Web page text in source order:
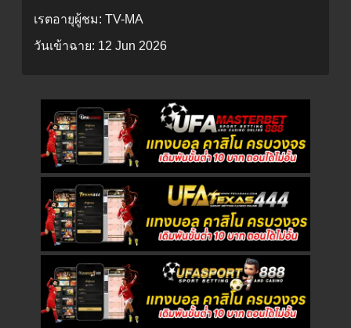
เรตอายุผู้ชม: TV-MA
วันเข้าฉาย: 12 Jun 2026